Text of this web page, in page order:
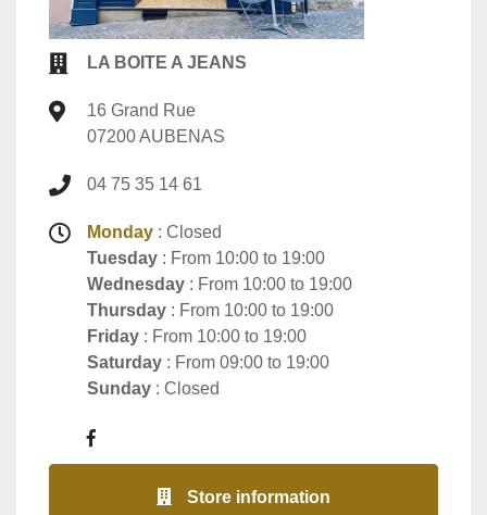
LA BOITE A JEANS
16 Grand Rue
07200 AUBENAS
04 75 35 14 61
Monday : Closed
Tuesday : From 10:00 to 19:00
Wednesday : From 10:00 to 19:00
Thursday : From 10:00 to 19:00
Friday : From 10:00 to 19:00
Saturday : From 09:00 to 19:00
Sunday : Closed
Store information